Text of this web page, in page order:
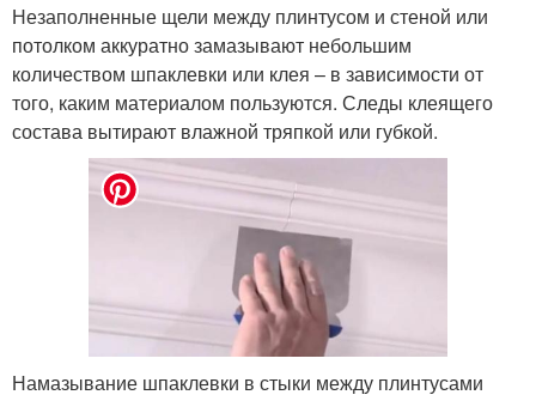
Незаполненные щели между плинтусом и стеной или
потолком аккуратно замазывают небольшим
количеством шпаклевки или клея – в зависимости от
того, каким материалом пользуются. Следы клеящего
состава вытирают влажной тряпкой или губкой.
Намазывание шпаклевки в стыки между плинтусами